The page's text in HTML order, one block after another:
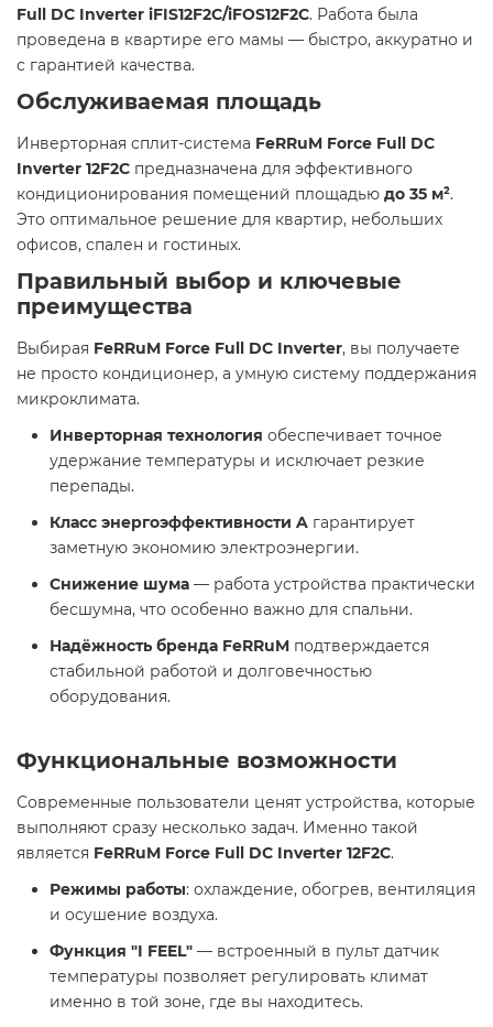
Full DC Inverter iFIS12F2С/iFOS12F2С. Работа была
проведена в квартире его мамы — быстро, аккуратно и
с гарантией качества.
Обслуживаемая площадь
Инверторная сплит-система FeRRuM Force Full DC
Inverter 12F2C предназначена для эффективного
кондиционирования помещений площадью до 35 м².
Это оптимальное решение для квартир, небольших
офисов, спален и гостиных.
Правильный выбор и ключевые
преимущества
Выбирая FeRRuM Force Full DC Inverter, вы получаете
не просто кондиционер, а умную систему поддержания
микроклимата.
Инверторная технология обеспечивает точное
удержание температуры и исключает резкие
перепады.
Класс энергоэффективности A гарантирует
заметную экономию электроэнергии.
Снижение шума — работа устройства практически
бесшумна, что особенно важно для спальни.
Надёжность бренда FeRRuM подтверждается
стабильной работой и долговечностью
оборудования.
Функциональные возможности
Современные пользователи ценят устройства, которые
выполняют сразу несколько задач. Именно такой
является FeRRuM Force Full DC Inverter 12F2C.
Режимы работы: охлаждение, обогрев, вентиляция
и осушение воздуха.
Функция "I FEEL" — встроенный в пульт датчик
температуры позволяет регулировать климат
именно в той зоне, где вы находитесь.